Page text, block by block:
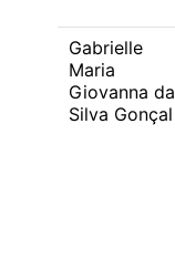
Gabrielle
Maria
Giovanna da
Silva Gonçal